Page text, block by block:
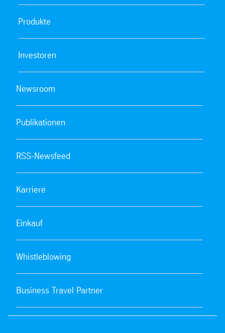
Produkte
Investoren
Newsroom
Publikationen
RSS-Newsfeed
Karriere
Einkauf
Whistleblowing
Business Travel Partner